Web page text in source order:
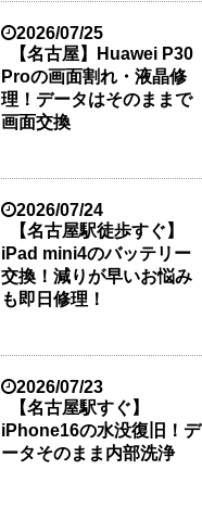
2026/07/25
【名古屋】Huawei P30
Proの画面割れ・液晶修
理！データはそのままで
画面交換
2026/07/24
【名古屋駅徒歩すぐ】
iPad mini4のバッテリー
交換！減りが早いお悩み
も即日修理！
2026/07/23
【名古屋駅すぐ】
iPhone16の水没復旧！デ
ータそのまま内部洗浄